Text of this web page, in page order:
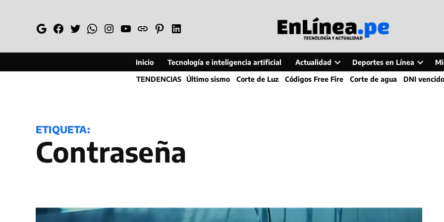
GoogleFacebook
TwitterWhatsapp
Instagram
YouTube
WebPinterestLinkedin
Inicio Tecnología e inteligencia artificial Actualidad
Open
dropdown
Deportes en Línea
Open
dropdown
TENDENCIAS Último sismo Corte de Luz Códigos Free Fire Corte de agua DNI vencido
ETIQUETA:
Contraseña